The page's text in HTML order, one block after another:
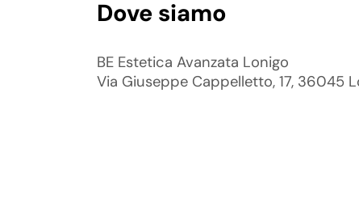
Dove siamo
BE Estetica Avanzata Lonigo
Via Giuseppe Cappelletto, 17, 36045